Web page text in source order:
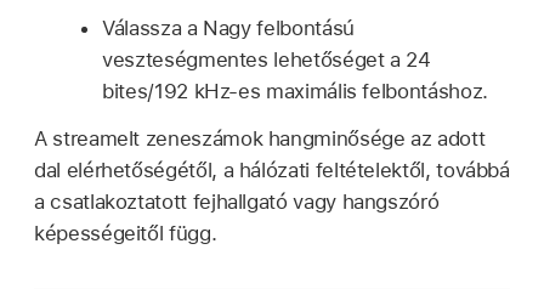
Válassza a Nagy felbontású
veszteségmentes lehetőséget a 24
bites/192 kHz-es maximális felbontáshoz.
A streamelt zeneszámok hangminősége az adott
dal elérhetőségétől, a hálózati feltételektől, továbbá
a csatlakoztatott fejhallgató vagy hangszóró
képességeitől függ.